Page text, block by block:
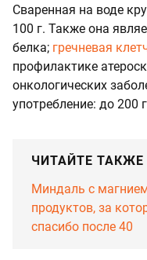
Сваренная на воде
100 г. Также она
белка; гречневая
профилактике
онкологических
употребление: до 200
ЧИТАЙТЕ ТАКЖЕ
Миндаль с
продуктов, за
спасибо после 40